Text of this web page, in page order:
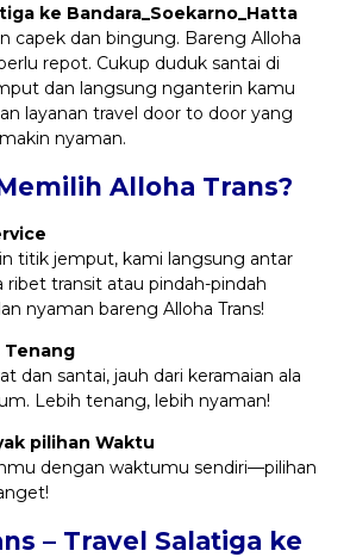
ke Bandara_Soekarno_Hatta
capek dan bingung. Bareng Alloha
repot. Cukup duduk santai di
dan langsung nganterin kamu
layanan travel door to door yang
nyaman.
Alloha Trans?
titik jemput, kami langsung antar
ribet transit atau pindah-pindah
nyaman bareng Alloha Trans!
Tenang
dan santai, jauh dari keramaian ala
Lebih tenang, lebih nyaman!
pilihan Waktu
dengan waktumu sendiri—pilihan
– Travel Salatiga ke